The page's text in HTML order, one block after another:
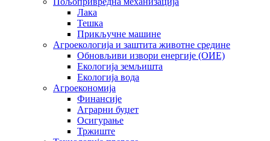
Лака
Тешка
Прикључне машине
Агроекологија и заштита животне средине
Обновљиви извори енергије (ОИЕ)
Екологија земљишта
Екологија вода
Агроекономија
Финансије
Аграрни буџет
Осигурање
Тржиште